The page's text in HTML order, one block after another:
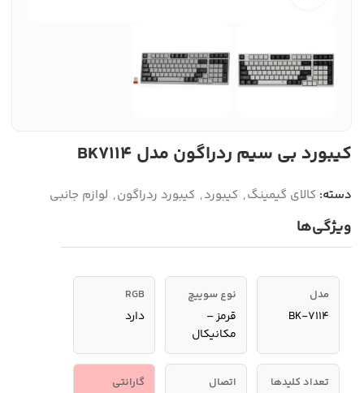
کیبورد بی سیم ردراگون مدل BK7114
دسته: کالای گیمینگ, کیبورد, کیبورد ردراگون, لوازم جانبی
ویژگی‌ها
مدل
BK-7114
نوع سوییچ
قرمز –
مکانیکال
RGB
دارد
تعداد کلیدها اتصال گارانتی